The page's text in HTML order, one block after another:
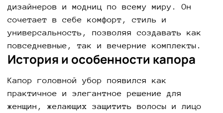
дизайнеров и модниц по всему миру. Он
сочетает в себе комфорт, стиль и
универсальность, позволяя создавать как
повседневные, так и вечерние комплекты.
История и особенности капора
Капор головной убор появился как
практичное и элегантное решение для
женщин, желающих защитить волосы и лицо